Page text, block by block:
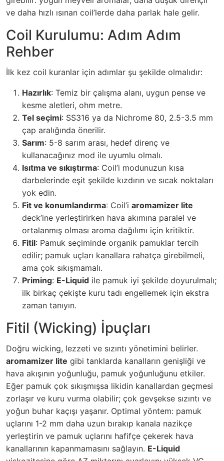
ve daha hızlı ısınan coil’lerde daha parlak hale gelir.
Coil Kurulumu: Adım Adım
Rehber
İlk kez coil kuranlar için adımlar şu şekilde olmalıdır:
Hazırlık: Temiz bir çalışma alanı, uygun pense ve
kesme aletleri, ohm metre.
Tel seçimi: SS316 ya da Nichrome 80, 2.5-3.5 mm
çap aralığında önerilir.
Sarım: 5-8 sarım arası, hedef direnç ve
kullanacağınız mod ile uyumlu olmalı.
Isıtma ve sıkıştırma: Coil’i modunuzun kısa
darbelerinde eşit şekilde kızdırın ve sıcak noktaları
yok edin.
Fit ve konumlandırma: Coil’i aromamizer lite
deck’ine yerleştirirken hava akımına paralel ve
ortalanmış olması aroma dağılımı için kritiktir.
Fitil: Pamuk seçiminde organik pamuklar tercih
edilir; pamuk uçları kanallara rahatça girebilmeli,
ama çok sıkışmamalı.
Priming: E-Liquid ile pamuk iyi şekilde doyurulmalı;
ilk birkaç çekişte kuru tadı engellemek için ekstra
zaman tanıyın.
Fitil (Wicking) İpuçları
Doğru wicking, lezzeti ve sızıntı yönetimini belirler.
aromamizer lite gibi tanklarda kanalların genişliği ve
hava akışının yoğunluğu, pamuk yoğunluğunu etkiler.
Eğer pamuk çok sıkışmışsa likidin kanallardan geçmesi
zorlaşır ve kuru vurma olabilir; çok gevşekse sızıntı ve
yoğun buhar kaçışı yaşanır. Optimal yöntem: pamuk
uçlarını 1-2 mm daha uzun bırakıp kanala nazikçe
yerleştirin ve pamuk uçlarını hafifçe çekerek hava
kanallarının kapanmamasını sağlayın. E-Liquid